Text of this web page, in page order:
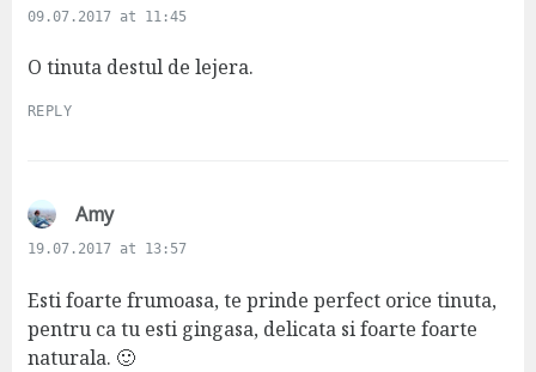
09.07.2017 at 11:45
O tinuta destul de lejera.
REPLY
Amys
a
s
:
19.07.2017 at 13:57
Esti foarte frumoasa, te prinde perfect orice tinuta,
pentru ca tu esti gingasa, delicata si foarte foarte
naturala. 🙂